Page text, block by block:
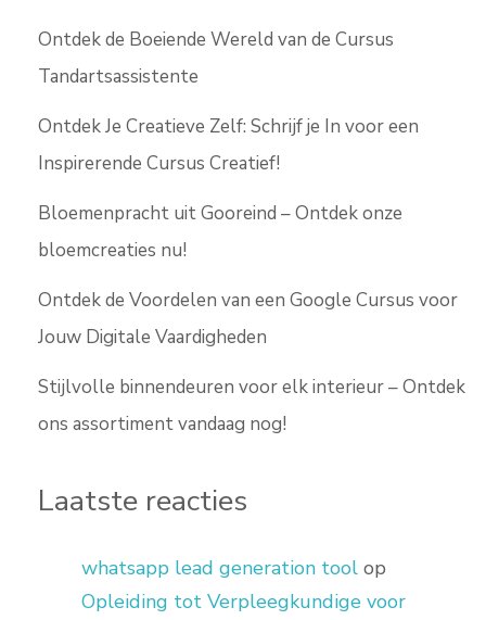
Ontdek de Boeiende Wereld van de Cursus
Tandartsassistente
Ontdek Je Creatieve Zelf: Schrijf je In voor een
Inspirerende Cursus Creatief!
Bloemenpracht uit Gooreind – Ontdek onze
bloemcreaties nu!
Ontdek de Voordelen van een Google Cursus voor
Jouw Digitale Vaardigheden
Stijlvolle binnendeuren voor elk interieur – Ontdek
ons assortiment vandaag nog!
Laatste reacties
whatsapp lead generation tool op
Opleiding tot Verpleegkundige voor